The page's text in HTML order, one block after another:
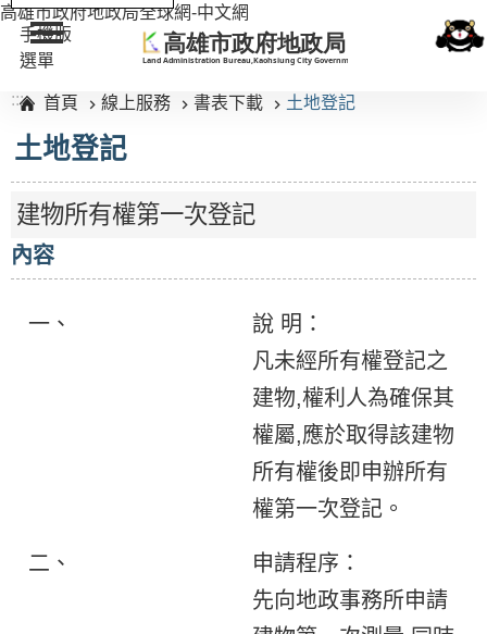
手機版
選單
高雄市政府地政局全球網-中文網
:::
::: 首頁 線上服務 書表下載 土地登記
土地登記
建物所有權第一次登記
內容
一、
說 明：
凡未經所有權登記之
建物,權利人為確保其
權屬,應於取得該建物
所有權後即申辦所有
權第一次登記。
二、
申請程序：
先向地政事務所申請